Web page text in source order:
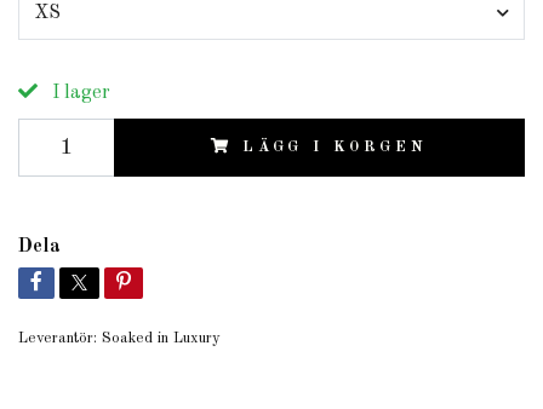
XS
I lager
LÄGG I KORGEN
Dela
Leverantör: Soaked in Luxury